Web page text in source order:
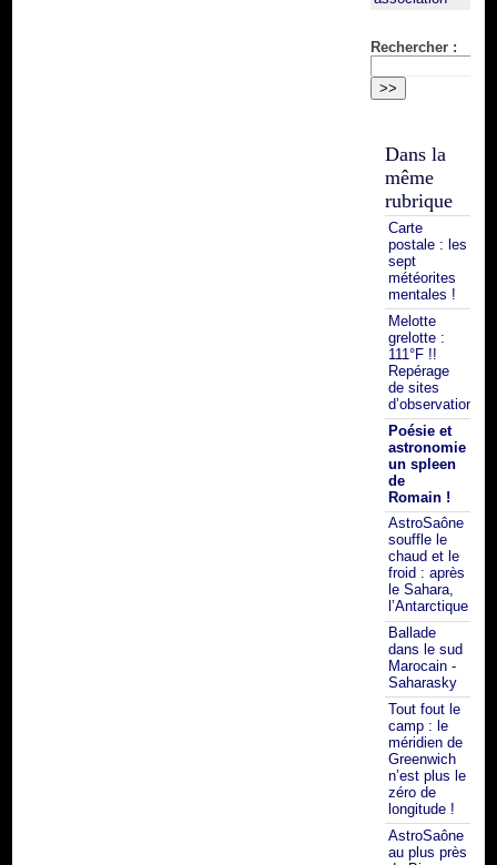
Rechercher :
Dans la
même
rubrique
Carte
postale : les
sept
météorites
mentales !
Melotte
grelotte :
111°F !!
Repérage
de sites
d’observation
Poésie et
astronomie :
un spleen
de
Romain !
AstroSaône
souffle le
chaud et le
froid : après
le Sahara,
l’Antarctique !!!
Ballade
dans le sud
Marocain -
Saharasky
Tout fout le
camp : le
méridien de
Greenwich
n’est plus le
zéro de
longitude !
AstroSaône
au plus près